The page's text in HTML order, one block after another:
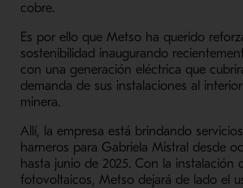
cobre.
Es por ello que Metso ha querido
sostenibilidad inaugurando
con una generación eléctrica que
demanda de sus instalaciones al
minera.
Allí, la empresa está brindando
harneros para Gabriela Mistral desde
hasta junio de 2025. Con la instalación
fotovoltaicos, Metso dejará de lado el